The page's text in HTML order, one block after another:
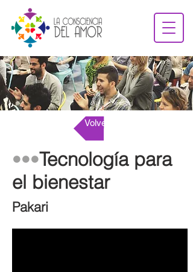
Volver
•••Tecnología para
el bienestar
Pakari